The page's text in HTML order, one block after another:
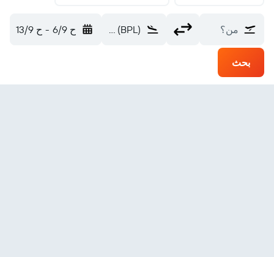
من؟ Bortala Bole Alashankou (BPL) ح 6/9 - ح 13/9
بحث